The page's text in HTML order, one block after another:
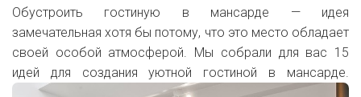
Обустроить гостиную в мансарде — идея
замечательная хотя бы потому, что это место обладает
своей особой атмосферой. Мы собрали для вас 15
идей для создания уютной гостиной в мансарде.